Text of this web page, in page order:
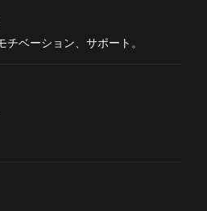
ベーション、サポート。